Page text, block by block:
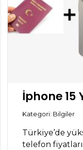
İphone 15
Kategori: Bilgiler
Türkiye’de
telefon